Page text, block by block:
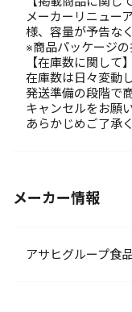
メーカーリニュー
様、容量が予告な
※商品パッケージの
【在庫数に関して】
在庫数は日々変動
発送準備の段階で
キャンセルをお願
あらかじめご了承
メーカー情報
アサヒグループ食